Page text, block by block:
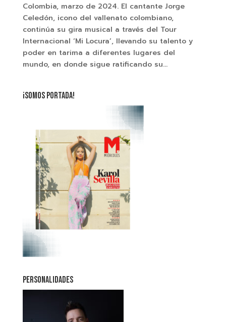
Colombia, marzo de 2024. El cantante Jorge
Celedón, icono del vallenato colombiano,
continúa su gira musical a través del Tour
Internacional ‘Mi Locura’, llevando su talento y
poder en tarima a diferentes lugares del
mundo, en donde sigue ratificando su...
¡SOMOS PORTADA!
PERSONALIDADES